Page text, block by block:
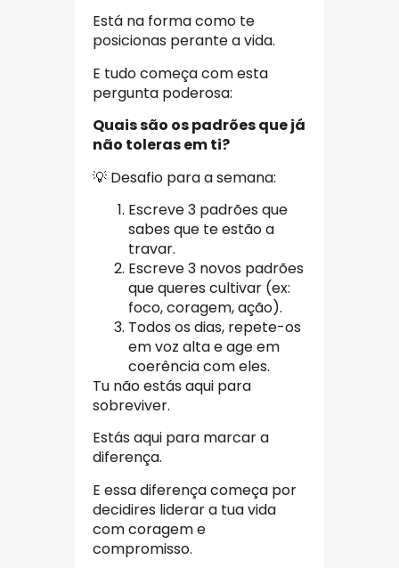
Está na forma como te
posicionas perante a vida.
E tudo começa com esta
pergunta poderosa:
Quais são os padrões que já
não toleras em ti?
💡 Desafio para a semana:
Escreve 3 padrões que
sabes que te estão a
travar.
Escreve 3 novos padrões
que queres cultivar (ex:
foco, coragem, ação).
Todos os dias, repete-os
em voz alta e age em
coerência com eles.
Tu não estás aqui para
sobreviver.
Estás aqui para marcar a
diferença.
E essa diferença começa por
decidires liderar a tua vida
com coragem e
compromisso.